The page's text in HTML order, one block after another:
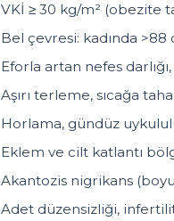
VKİ ≥ 30 kg/m² (obezite
Bel çevresi: kadında
Eforla artan nefes
Aşırı terleme, sıcağa
Horlama, gündüz
Eklem ve cilt katlantı
Akantozis nigrikans
Adet düzensizliği,